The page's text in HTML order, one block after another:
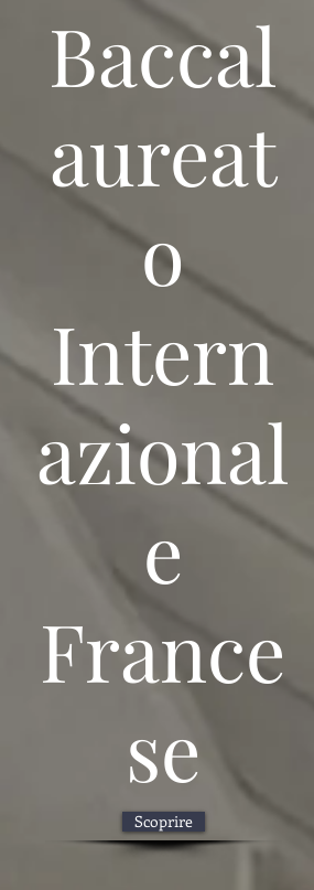
Baccal
aureat
o
Intern
azional
e
France
se
Scoprire